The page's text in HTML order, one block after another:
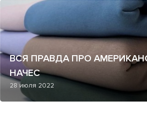
ВСЯ ПРАВДА ПРО
НАЧЕС
28 июля 2022